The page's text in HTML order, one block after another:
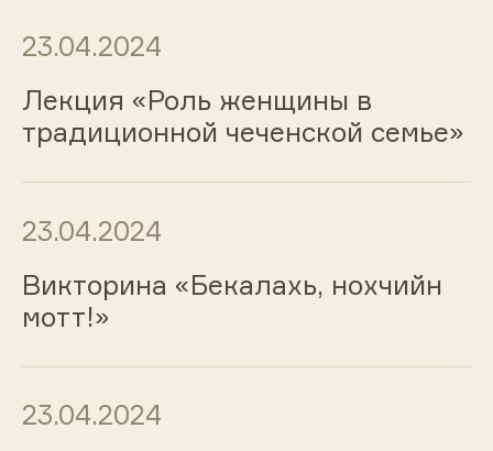
23.04.2024
Лекция «Роль женщины в
традиционной чеченской семье»
23.04.2024
Викторина «Бекалахь, нохчийн
мотт!»
23.04.2024